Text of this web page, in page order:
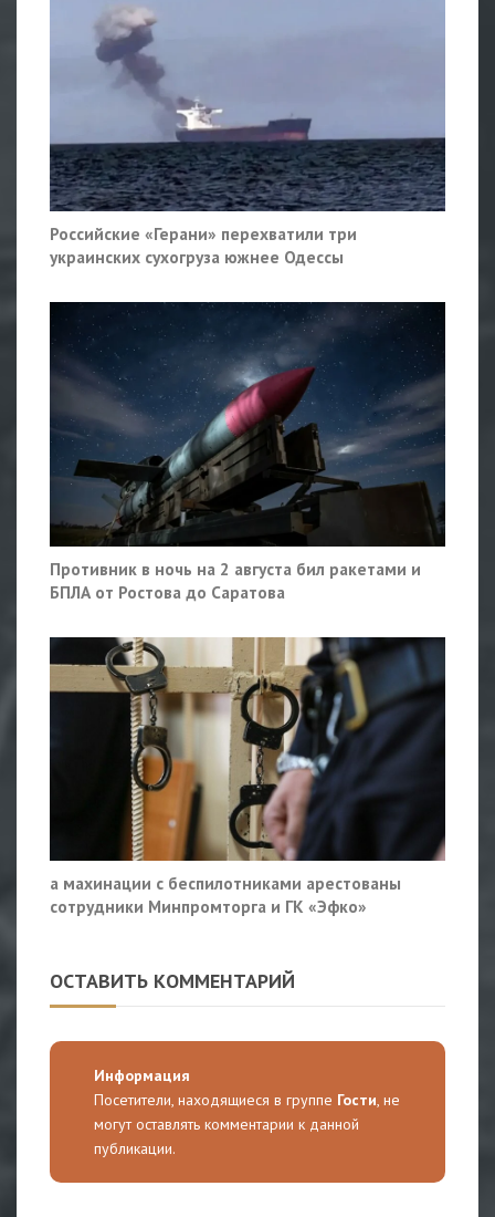
Российские «Герани» перехватили три
украинских сухогруза южнее Одессы
Противник в ночь на 2 августа бил ракетами и
БПЛА от Ростова до Саратова
а махинации с беспилотниками арестованы
сотрудники Минпромторга и ГК «Эфко»
ОСТАВИТЬ КОММЕНТАРИЙ
Информация
Посетители, находящиеся в группе Гости, не
могут оставлять комментарии к данной
публикации.